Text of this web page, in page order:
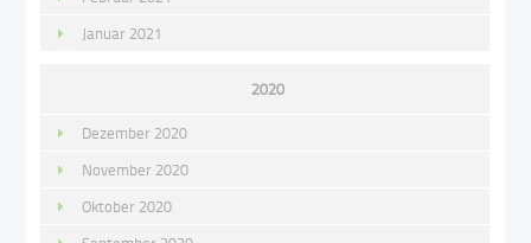
Januar 2021
2020
Dezember 2020
November 2020
Oktober 2020